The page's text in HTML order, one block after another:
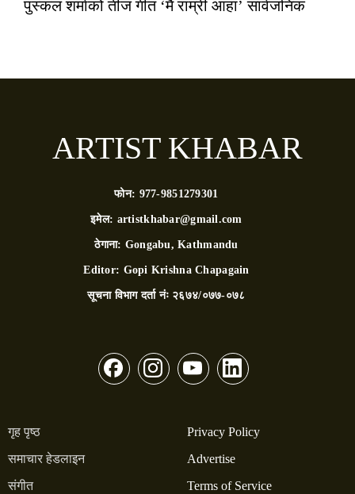
पुस्कल शर्माको तीज गीत ‘मै राम्री आहा’ सार्वजनिक
ARTIST KHABAR
फोन: 977-9851279301
इमेल: artistkhabar@gmail.com
ठेगाना: Gongabu, Kathmandu
Editor: Gopi Krishna Chapagain
सूचना विभाग दर्ता नंः २६७४/०७७-०७८
गृह पृष्ठ
समाचार हेडलाइन
संगीत
Privacy Policy
Advertise
Terms of Service